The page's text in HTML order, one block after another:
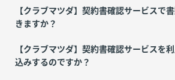
【クラブマツダ】契約書確認サービスで
きますか？
【クラブマツダ】契約書確認サービスを
込みするのですか？